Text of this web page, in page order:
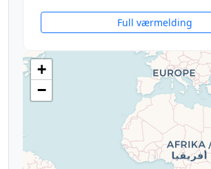
Full værmelding
+
−